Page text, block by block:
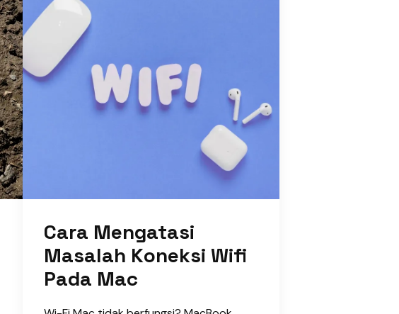
Cara Mengatasi
Masalah Koneksi Wifi
Pada Mac